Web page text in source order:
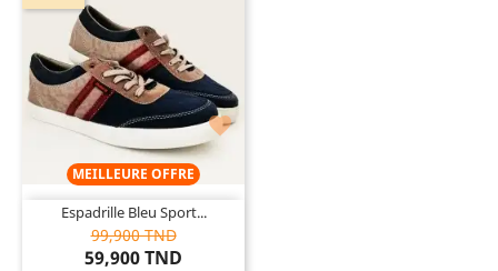

MEILLEURE OFFRE
Espadrille Bleu Sport...
99,900 TND
59,900 TND